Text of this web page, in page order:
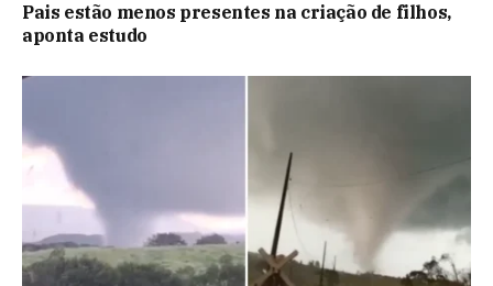
Pais estão menos presentes na criação de filhos,
aponta estudo